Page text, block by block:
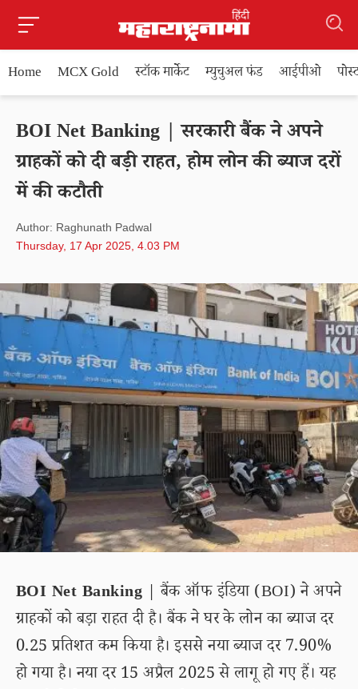
Home MCX Gold स्टॉक मार्केट म्युचुअल फंड आईपीओ
BOI Net Banking | सरकारी बैंक ने अपने
ग्राहकों को दी बड़ी राहत, होम लोन की ब्याज दरों
में की कटौती
Author: Raghunath Padwal
Thursday, 17 Apr 2025, 4.03 PM
BOI Net Banking | बैंक ऑफ इंडिया (BOI) ने अपने
ग्राहकों को बड़ा राहत दी है। बैंक ने घर के लोन का ब्याज दर
0.25 प्रतिशत कम किया है। इससे नया ब्याज दर 7.90%
हो गया है। नया दर 15 अप्रैल 2025 से लागू हो गए हैं। यह